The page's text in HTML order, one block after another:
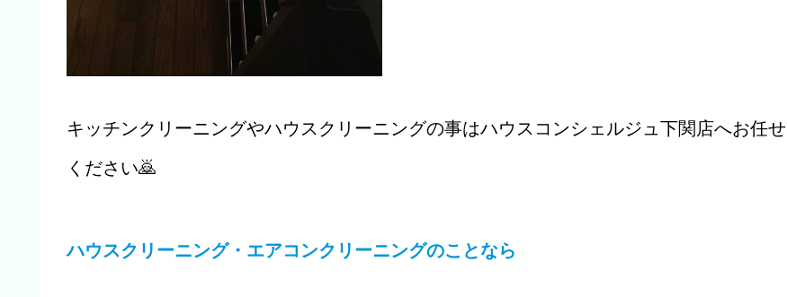
キッチンクリーニングやハウスクリーニングの事はハウスコンシェルジュ下関店へお任せ
ください🙇
ハウスクリーニング・エアコンクリーニングのことなら